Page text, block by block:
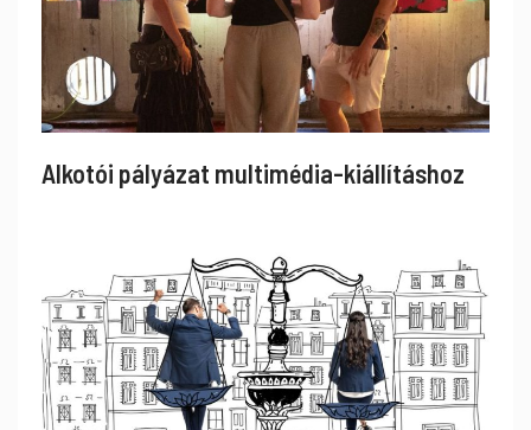
Alkotói pályázat multimédia-kiállításhoz